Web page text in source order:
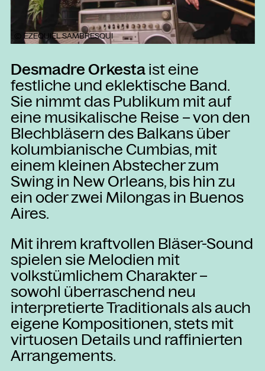
+43 5574 82731
office@kammgarn.at
NEWSLETTER
Einmal wöchentlich informieren wir
über aktuelle Events in der
Kammgarn. Jetzt anmelden und
nichts mehr verpassen.
ANMELDEN
© EZEQUIEL SAMBRESQUI
Desmadre Orkestaist eine
festliche und eklektische Band.
Sie nimmt das Publikum mit auf
eine musikalische Reise – von den
Blechbläsern des Balkans über
kolumbianische Cumbias, mit
einem kleinen Abstecher zum
Swing in New Orleans, bis hin zu
ein oder zwei Milongas in Buenos
Aires.
Mit ihrem kraftvollen Bläser-Sound
spielen sie Melodien mit
volkstümlichem Charakter –
sowohl überraschend neu
interpretierte Traditionals als auch
eigene Kompositionen, stets mit
virtuosen Details und raffinierten
Arrangements.